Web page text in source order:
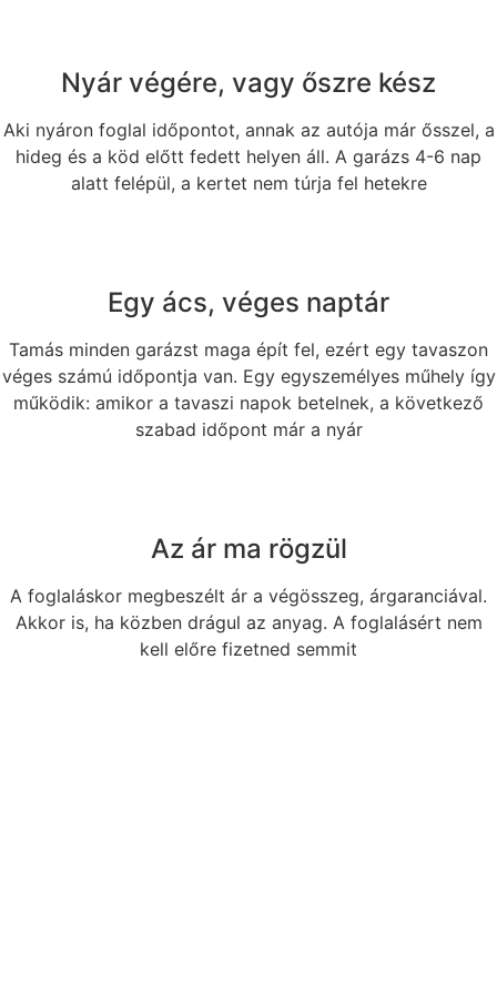
Nyár végére, vagy őszre kész
Aki nyáron foglal időpontot, annak az autója már ősszel, a
hideg és a köd előtt fedett helyen áll. A garázs 4-6 nap
alatt felépül, a kertet nem túrja fel hetekre
Egy ács, véges naptár
Tamás minden garázst maga épít fel, ezért egy tavaszon
véges számú időpontja van. Egy egyszemélyes műhely így
működik: amikor a tavaszi napok betelnek, a következő
szabad időpont már a nyár
Az ár ma rögzül
A foglaláskor megbeszélt ár a végösszeg, árgaranciával.
Akkor is, ha közben drágul az anyag. A foglalásért nem
kell előre fizetned semmit